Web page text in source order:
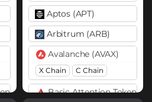
(BAT)
Aptos (APT)
Arbitrum (ARB)
Avalanche (AVAX)
X Chain C Chain
Basic Attention Token